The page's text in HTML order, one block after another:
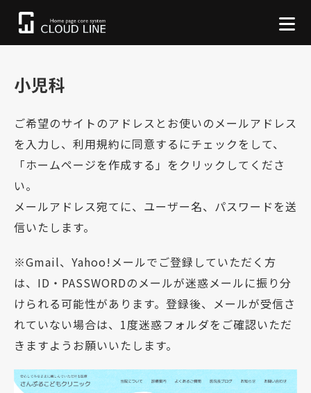
小児科
ご希望のサイトのアドレスとお使いのメールアドレス
を入力し、利用規約に同意するにチェックをして、
「ホームページを作成する」をクリックしてくださ
い。
メールアドレス宛てに、ユーザー名、パスワードを送
信いたします。
※Gmail、Yahoo!メールでご登録していただく方
は、ID・PASSWORDのメールが迷惑メールに振り分
けられる可能性があります。登録後、メールが受信さ
れていない場合は、1度迷惑フォルダをご確認いただ
きますようお願いいたします。